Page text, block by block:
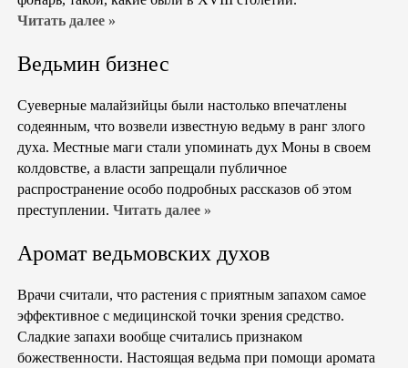
Читать далее »
Ведьмин бизнес
Суеверные малайзийцы были настолько впечатлены
содеянным, что возвели известную ведьму в ранг злого
духа. Местные маги стали упоминать дух Моны в своем
колдовстве, а власти запрещали публичное
распространение особо подробных рассказов об этом
преступлении. Читать далее »
Аромат ведьмовских духов
Врачи считали, что растения с приятным запахом самое
эффективное с медицинской точки зрения средство.
Сладкие запахи вообще считались признаком
божественности. Настоящая ведьма при помощи аромата